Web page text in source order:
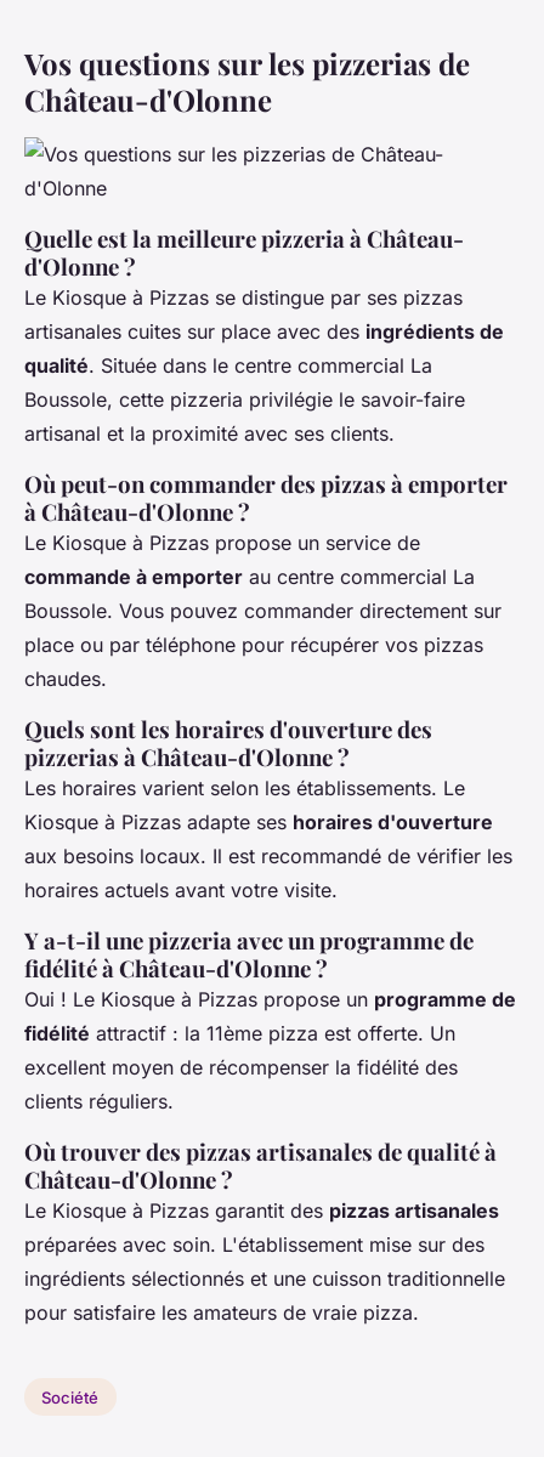
Vos questions sur les pizzerias de
Château-d'Olonne
Quelle est la meilleure pizzeria à Château-
d'Olonne ?
Le Kiosque à Pizzas se distingue par ses pizzas
artisanales cuites sur place avec des ingrédients de
qualité. Située dans le centre commercial La
Boussole, cette pizzeria privilégie le savoir-faire
artisanal et la proximité avec ses clients.
Où peut-on commander des pizzas à emporter
à Château-d'Olonne ?
Le Kiosque à Pizzas propose un service de
commande à emporter au centre commercial La
Boussole. Vous pouvez commander directement sur
place ou par téléphone pour récupérer vos pizzas
chaudes.
Quels sont les horaires d'ouverture des
pizzerias à Château-d'Olonne ?
Les horaires varient selon les établissements. Le
Kiosque à Pizzas adapte ses horaires d'ouverture
aux besoins locaux. Il est recommandé de vérifier les
horaires actuels avant votre visite.
Y a-t-il une pizzeria avec un programme de
fidélité à Château-d'Olonne ?
Oui ! Le Kiosque à Pizzas propose un programme de
fidélité attractif : la 11ème pizza est offerte. Un
excellent moyen de récompenser la fidélité des
clients réguliers.
Où trouver des pizzas artisanales de qualité à
Château-d'Olonne ?
Le Kiosque à Pizzas garantit des pizzas artisanales
préparées avec soin. L'établissement mise sur des
ingrédients sélectionnés et une cuisson traditionnelle
pour satisfaire les amateurs de vraie pizza.
Société